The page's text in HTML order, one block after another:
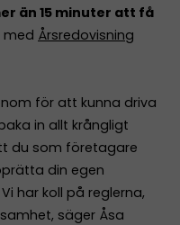
än 15 minuter att få
med Årsredovisning
för att kunna driva
in allt krångligt
du som företagare
din egen
har koll på reglerna,
säger Åsa